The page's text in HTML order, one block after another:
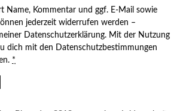
Name, Kommentar und ggf. E-Mail sowie
jederzeit widerrufen werden –
Datenschutzerklärung. Mit der Nutzung
dich mit den Datenschutzbestimmungen
*